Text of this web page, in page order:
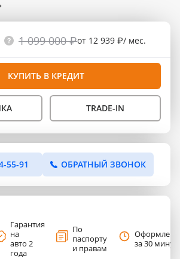
1 099 000 ₽от 12 939 ₽/ мес.
КУПИТЬ В КРЕДИТ
TRADE-IN
55-91 ОБРАТНЫЙ ЗВОНОК
Гарантия
на
авто 2
года
По
паспорту
и правам
за 30 минут